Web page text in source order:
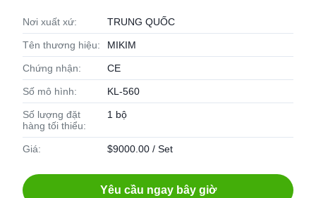
Nơi xuất xứ: TRUNG QUỐC
Tên thương hiệu: MIKIM
Chứng nhận: CE
Số mô hình: KL-560
Số lượng đặt
hàng tối thiểu:
1 bộ
Giá: $9000.00 / Set
Yêu cầu ngay bây giờ